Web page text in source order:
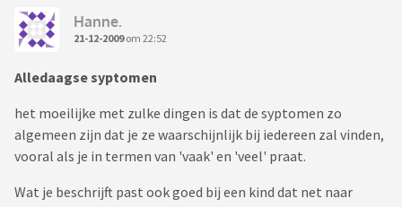
Hanne.
21-12-2009om 22:52
Alledaagse syptomen
het moeilijke met zulke dingen is dat de syptomen zo
algemeen zijn dat je ze waarschijnlijk bij iedereen zal vinden,
vooral als je in termen van 'vaak' en 'veel' praat.
Wat je beschrijft past ook goed bij een kind dat net naar